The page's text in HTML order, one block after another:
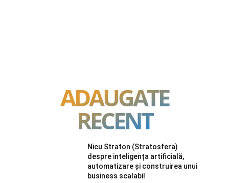
ADAUGATE
RECENT
Nicu Straton (Stratosfera)
despre inteligența artificială,
automatizare și construirea unui
business scalabil